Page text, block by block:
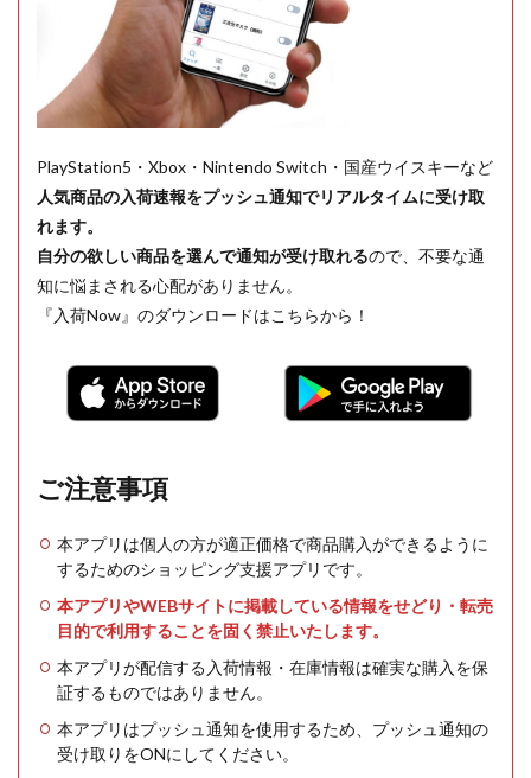
PlayStation5・Xbox・Nintendo Switch・国産ウイスキーなど
人気商品の入荷速報をプッシュ通知でリアルタイムに受け取
れます。
自分の欲しい商品を選んで通知が受け取れるので、不要な通
知に悩まされる心配がありません。
『入荷Now』のダウンロードはこちらから！
ご注意事項
本アプリは個人の方が適正価格で商品購入ができるように
するためのショッピング支援アプリです。
本アプリやWEBサイトに掲載している情報をせどり・転売
目的で利用することを固く禁止いたします。
本アプリが配信する入荷情報・在庫情報は確実な購入を保
証するものではありません。
本アプリはプッシュ通知を使用するため、プッシュ通知の
受け取りをONにしてください。